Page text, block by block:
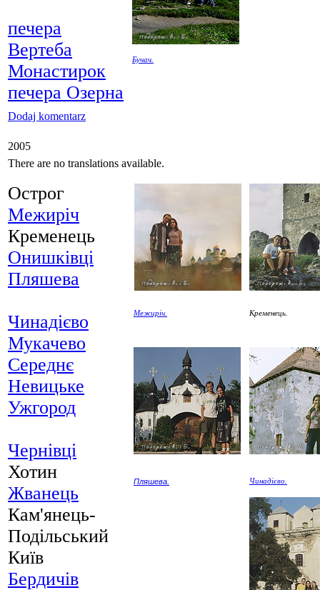
печера
Вертеба
Монастирок
печера Озерна
Бучач.
Dodaj komentarz
2005
There are no translations available.
Острог
Межиріч
Кременець
Онишківці
Пляшева
Чинадієво
Мукачево
Середнє
Невицьке
Ужгород
Чернівці
Хотин
Жванець
Кам'янець-
Подільський
Київ
Бердичів
Межиріч. Кременець.
Пляшева. Чинадієво.